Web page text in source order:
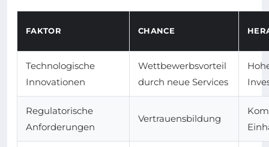
FAKTOR CHANCE
Technologische
Innovationen
Wettbewerbsvorteil
durch neue Services
Regulatorische
Anforderungen
Vertrauensbildung